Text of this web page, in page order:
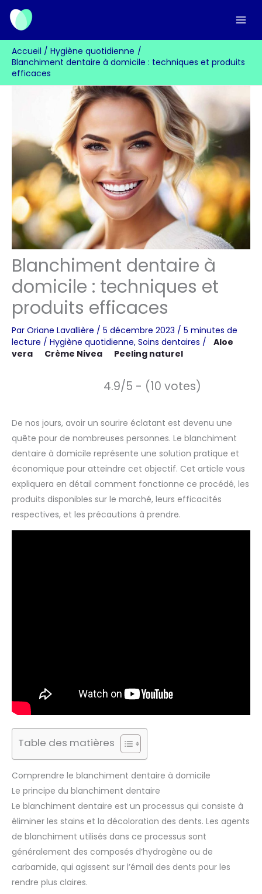
Aller
contenu
Accueil
Hygiène quotidienne
Blanchiment dentaire à domicile : techniques et produits
efficaces
Blanchiment dentaire à
domicile : techniques et
produits efficaces
Par Oriane Lavallière / 5 décembre 2023 / 5 minutes de
lecture / Hygiène quotidienne, Soins dentaires /
Aloe
vera
Crème Nivea Peeling naturel
4.9/5 - (10 votes)
De nos jours, avoir un sourire éclatant est devenu une
quête pour de nombreuses personnes. Le blanchiment
dentaire à domicile représente une solution pratique et
économique pour atteindre cet objectif. Cet article vous
expliquera en détail comment fonctionne ce procédé, les
produits disponibles sur le marché, leurs efficacités
respectives, et les précautions à prendre.
Table des matières
Comprendre le blanchiment dentaire à domicile
Le principe du blanchiment dentaire
Le blanchiment dentaire est un processus qui consiste à
éliminer les stains et la décoloration des dents. Les agents
de blanchiment utilisés dans ce processus sont
généralement des composés d’hydrogène ou de
carbamide, qui agissent sur l’émail des dents pour les
rendre plus claires.